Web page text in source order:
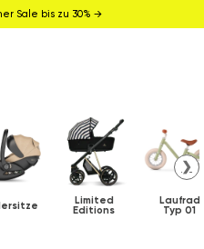
Sale bis zu 30% →
Limited
Editions
Laufrad
Typ 01
❯